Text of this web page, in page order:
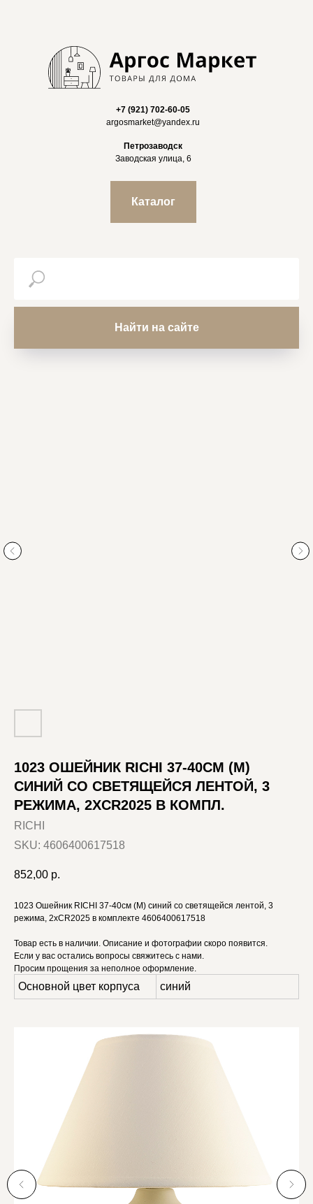
+7 (921) 702-60-05
argosmarket@yandex.ru
Петрозаводск
Заводская улица, 6
Каталог
Найти на сайте
1023 ОШЕЙНИК RICHI 37-40СМ (M)
СИНИЙ СО СВЕТЯЩЕЙСЯ ЛЕНТОЙ, 3
РЕЖИМА, 2XCR2025 В КОМПЛ.
RICHI
SKU: 4606400617518
852,00 р.
1023 Ошейник RICHI 37-40см (M) синий со светящейся лентой, 3
режима, 2xCR2025 в комплекте 4606400617518
Товар есть в наличии. Описание и фотографии скоро появится.
Если у вас остались вопросы свяжитесь с нами.
Просим прощения за неполное оформление.
Основной цвет корпуса синий